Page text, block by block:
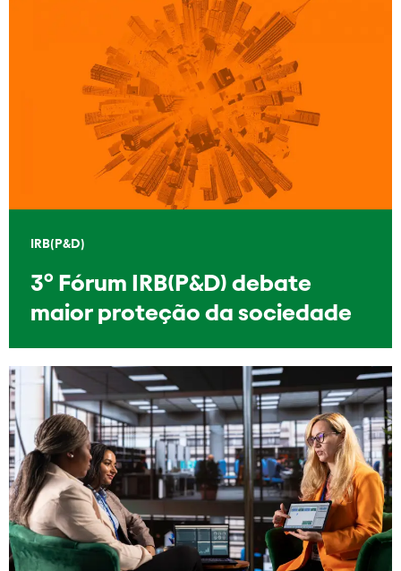
IRB(P&D)
3º Fórum IRB(P&D) debate
maior proteção da sociedade